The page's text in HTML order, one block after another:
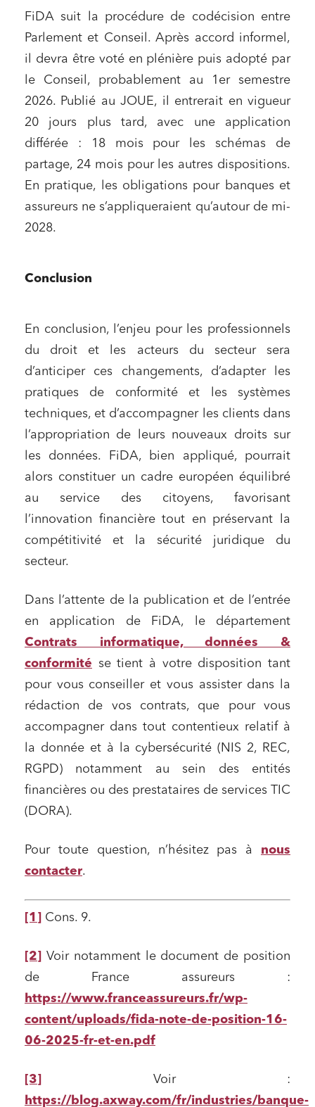
FiDA suit la procédure de codécision entre
Parlement et Conseil. Après accord informel,
il devra être voté en plénière puis adopté par
le Conseil, probablement au 1er semestre
2026. Publié au JOUE, il entrerait en vigueur
20 jours plus tard, avec une application
différée : 18 mois pour les schémas de
partage, 24 mois pour les autres dispositions.
En pratique, les obligations pour banques et
assureurs ne s’appliqueraient qu’autour de mi-
2028.
Conclusion
En conclusion, l’enjeu pour les professionnels
du droit et les acteurs du secteur sera
d’anticiper ces changements, d’adapter les
pratiques de conformité et les systèmes
techniques, et d’accompagner les clients dans
l’appropriation de leurs nouveaux droits sur
les données. FiDA, bien appliqué, pourrait
alors constituer un cadre européen équilibré
au service des citoyens, favorisant
l’innovation financière tout en préservant la
compétitivité et la sécurité juridique du
secteur.
Dans l’attente de la publication et de l’entrée
en application de FiDA, le département
Contrats informatique, données &
conformité se tient à votre disposition tant
pour vous conseiller et vous assister dans la
rédaction de vos contrats, que pour vous
accompagner dans tout contentieux relatif à
la donnée et à la cybersécurité (NIS 2, REC,
RGPD) notamment au sein des entités
financières ou des prestataires de services TIC
(DORA).
Pour toute question, n’hésitez pas à nous
contacter.
[1] Cons. 9.
[2] Voir notamment le document de position
de France assureurs :
https://www.franceassureurs.fr/wp-
content/uploads/fida-note-de-position-16-
06-2025-fr-et-en.pdf
[3]
Voir :
https://blog.axway.com/fr/industries/banque-